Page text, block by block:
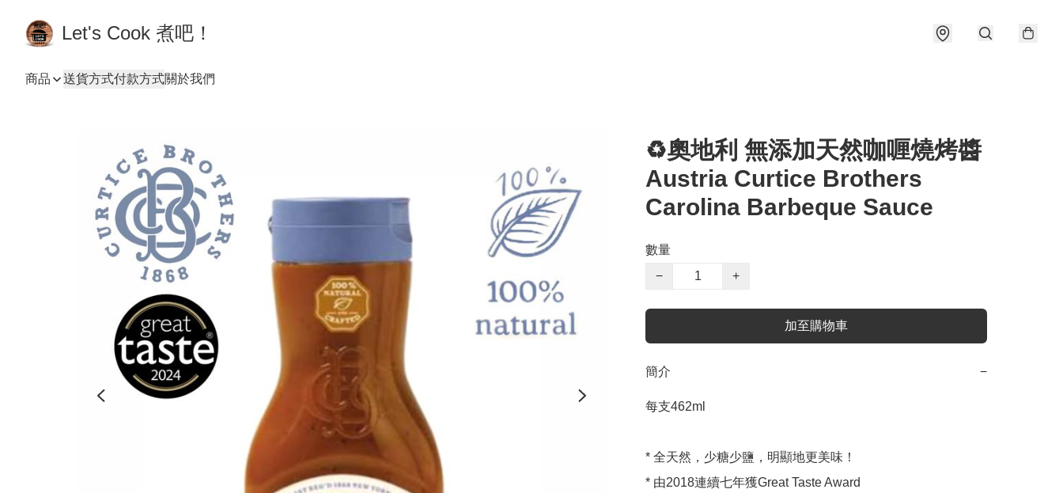
Let's Cook 煮吧！
商品 送貨方式付款方式關於我們
♻️奧地利 無添加天然咖喱燒烤醬
Austria Curtice Brothers
Carolina Barbeque Sauce
數量
−
+
加至購物車
簡介 −
每支462ml
* 全天然，少糖少鹽，明顯地更美味！
* 由2018連續七年獲Great Taste Award